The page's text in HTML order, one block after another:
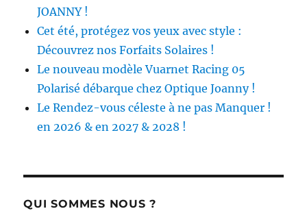
JOANNY !
Cet été, protégez vos yeux avec style :
Découvrez nos Forfaits Solaires !
Le nouveau modèle Vuarnet Racing 05
Polarisé débarque chez Optique Joanny !
Le Rendez-vous céleste à ne pas Manquer !
en 2026 & en 2027 & 2028 !
QUI SOMMES NOUS ?